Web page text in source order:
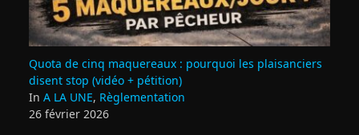
Quota de cinq maquereaux : pourquoi les plaisanciers
disent stop (vidéo + pétition)
In A LA UNE, Règlementation
26 février 2026